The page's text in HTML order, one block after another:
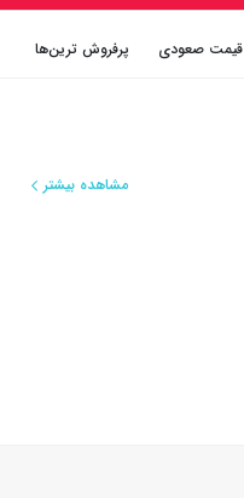
قيمت صعودی پرفروش ترین‌ها
مشاهده بیشتر